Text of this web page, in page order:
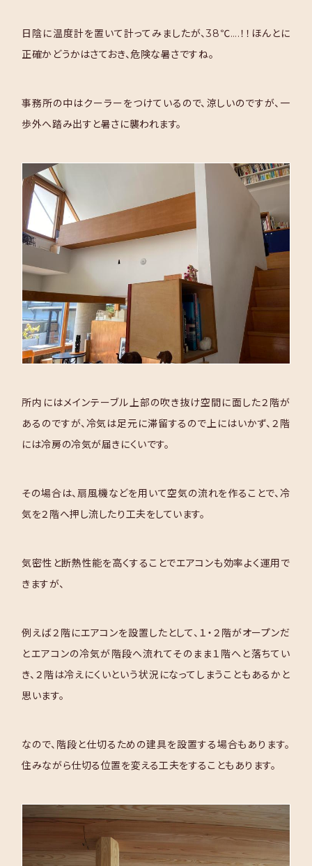
日陰に温度計を置いて計ってみましたが、38℃….！！ほんとに
正確かどうかはさておき、危険な暑さですね。
事務所の中はクーラーをつけているので、涼しいのですが、一
歩外へ踏み出すと暑さに襲われます。
所内にはメインテーブル上部の吹き抜け空間に面した２階が
あるのですが、冷気は足元に滞留するので上にはいかず、２階
には冷房の冷気が届きにくいです。
その場合は、扇風機などを用いて空気の流れを作ることで、冷
気を２階へ押し流したり工夫をしています。
気密性と断熱性能を高くすることでエアコンも効率よく運用で
きますが、
例えば２階にエアコンを設置したとして、１・２階がオープンだ
とエアコンの冷気が階段へ流れてそのまま１階へと落ちてい
き、２階は冷えにくいという状況になってしまうこともあるかと
思います。
なので、階段と仕切るための建具を設置する場合もあります。
住みながら仕切る位置を変える工夫をすることもあります。